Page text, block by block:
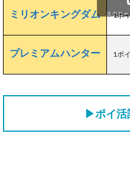
ミリオンキングダム 1ポ
プレミアムハンター 1ポ
▶ポイ活
スクロ